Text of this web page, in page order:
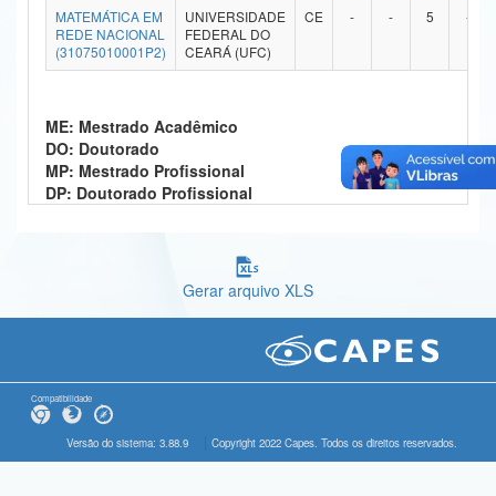
Ministério da Ciência, Tecnologia, Inovações e Comunicações
Ministério do Meio Ambiente
Ministério do Desenvolvimento Regional
Controladoria-Geral da União
Gabinete de Segurança Institucional
Advocacia-Geral da União
MATEMÁTICA EM
REDE NACIONAL
(31075010001P2)
UNIVERSIDADE
FEDERAL DO
CEARÁ (UFC)
CE - - 5 -
ME: Mestrado Acadêmico
DO: Doutorado
MP: Mestrado Profissional
DP: Doutorado Profissional
Gerar arquivo XLS
Compatibilidade
Versão do sistema: 3.88.9 Copyright 2022 Capes. Todos os direitos reservados.